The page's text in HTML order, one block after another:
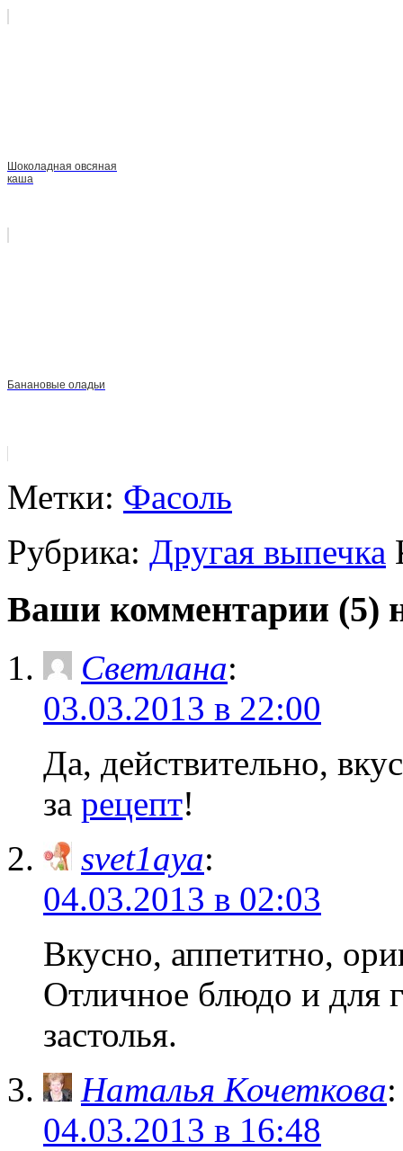
Шоколадная овсяная
каша
Банановые оладьи
Метки: Фасоль
Рубрика: Другая выпечка
Ваши комментарии (5)
Светлана:
03.03.2013 в 22:00
Да, действительно,
за рецепт!
svet1aya:
04.03.2013 в 02:03
Вкусно, аппетитно,
Отличное блюдо и для
застолья.
Наталья Кочеткова:
04.03.2013 в 16:48